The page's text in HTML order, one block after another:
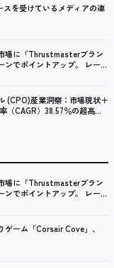
を受けているメディアの連
場に「Thrustmasterブラン
ンでポイントアップ。 レーシ
中心に、幅広くラインナッ
(CPO)産業洞察：市場現状＋
（CAGR）38.57％の超高速
場に「Thrustmasterブラン
ンでポイントアップ。 レーシ
中心に、幅広くラインナッ
ーム「Corsair Cove」、